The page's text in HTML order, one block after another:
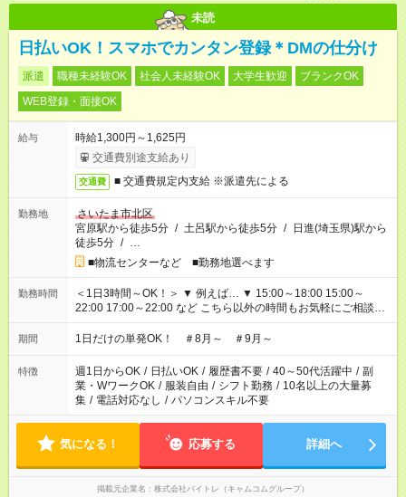
未読
日払いOK！スマホでカンタン登録＊DMの仕分け
派遣 職種未経験OK 社会人未経験OK 大学生歓迎
ブランクOK
WEB登録・面接OK
給与
時給1,300円～1,625円
交通費別途支給あり
交通費 ■ 交通費規定内支給 ※派遣先による
勤務地
さいたま市北区
宮原駅から徒歩5分 / 土呂駅から徒歩5分 / 日進(埼玉県)駅から
徒歩5分 / …
■物流センターなど ■勤務地選べます
勤務時間
＜1日3時間～OK！＞ ▼ 例えば… ▼ 15:00～18:00 15:00～
22:00 17:00～22:00 など こちら以外の時間もお気軽にご相談く
ださい！
期間 1日だけの単発OK！ ＃8月～ ＃9月～
特徴 週1日からOK / 日払いOK / 履歴書不要 / 40～50代活躍中 / 副
業・WワークOK / 服装自由 / シフト勤務 / 10名以上の大量募
集 / 電話対応なし / パソコンスキル不要
気になる！ 応募する 詳細へ
掲載元企業名 株式会社バイトレ（キャムコムグループ）